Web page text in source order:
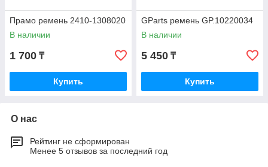
Прамо ремень 2410-1308020
В наличии
1 700 ₸
Купить
GParts ремень GP.10220034
В наличии
5 450 ₸
Купить
О нас
Рейтинг не сформирован
Менее 5 отзывов за последний год